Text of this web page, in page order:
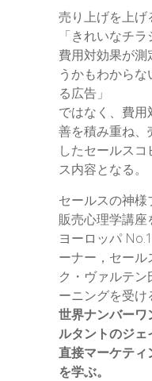
売り上げを上げ
「きれいなチラ
費用対効果が
うかもわから
る広告」
ではなく、費
善を積み重ね
したセールス
ス内容となる。
セールスの神
販売心理学講座
ヨーロッパ
ーナー，セール
ク・ヴァルテ
ーニングを受け
世界ナンバー
ルタントのジェ
直接マーケテ
を学ぶ。